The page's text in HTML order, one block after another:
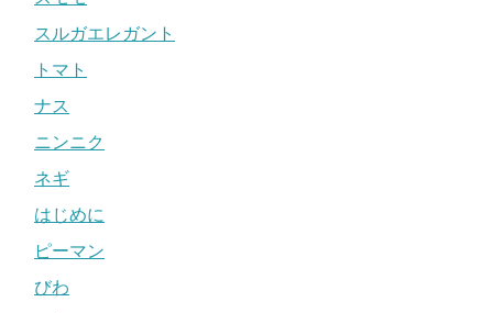
スルガエレガント
トマト
ナス
ニンニク
ネギ
はじめに
ピーマン
びわ